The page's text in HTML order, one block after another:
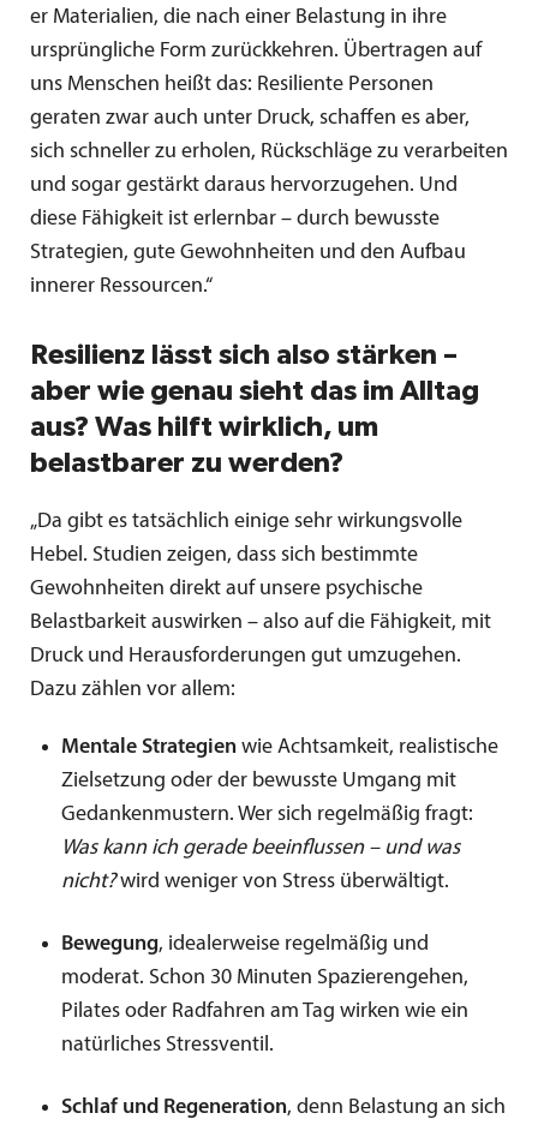
er Materialien, die nach einer Belastung in ihre
ursprüngliche Form zurückkehren. Übertragen auf
uns Menschen heißt das: Resiliente Personen
geraten zwar auch unter Druck, schaffen es aber,
sich schneller zu erholen, Rückschläge zu verarbeiten
und sogar gestärkt daraus hervorzugehen. Und
diese Fähigkeit ist erlernbar – durch bewusste
Strategien, gute Gewohnheiten und den Aufbau
innerer Ressourcen.“
Resilienz lässt sich also stärken –
aber wie genau sieht das im Alltag
aus? Was hilft wirklich, um
belastbarer zu werden?
„Da gibt es tatsächlich einige sehr wirkungsvolle
Hebel. Studien zeigen, dass sich bestimmte
Gewohnheiten direkt auf unsere psychische
Belastbarkeit auswirken – also auf die Fähigkeit, mit
Druck und Herausforderungen gut umzugehen.
Dazu zählen vor allem:
Mentale Strategien wie Achtsamkeit, realistische
Zielsetzung oder der bewusste Umgang mit
Gedankenmustern. Wer sich regelmäßig fragt:
Was kann ich gerade beeinflussen – und was
nicht?wird weniger von Stress überwältigt.
Bewegung, idealerweise regelmäßig und
moderat. Schon 30 Minuten Spazierengehen,
Pilates oder Radfahren am Tag wirken wie ein
natürliches Stressventil.
Schlaf und Regeneration, denn Belastung an sich